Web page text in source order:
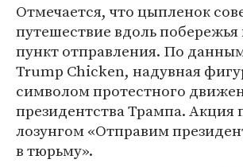
Отмечается, что цыпленок
путешествие вдоль побережья
пункт отправления. По
Trump Chicken, надувная
символом протестного
президентства Трампа. Акция
лозунгом «Отправим
в тюрьму».